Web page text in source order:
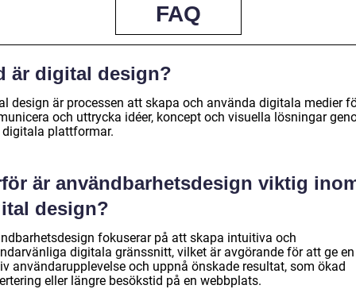
FAQ
är digital design?
design är processen att skapa och använda digitala medier
och uttrycka idéer, koncept och visuella lösningar
plattformar.
är användbarhetsdesign viktig
design?
fokuserar på att skapa intuitiva och
digitala gränssnitt, vilket är avgörande för att ge en
användarupplevelse och uppnå önskade resultat, som ökad
eller längre besökstid på en webbplats.